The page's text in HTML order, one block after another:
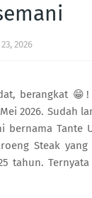
2026
berangkat
2026. Sudah
bernama
Steak
tahun.